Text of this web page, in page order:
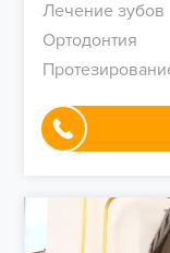
Лечение зубов
Ортодонтия